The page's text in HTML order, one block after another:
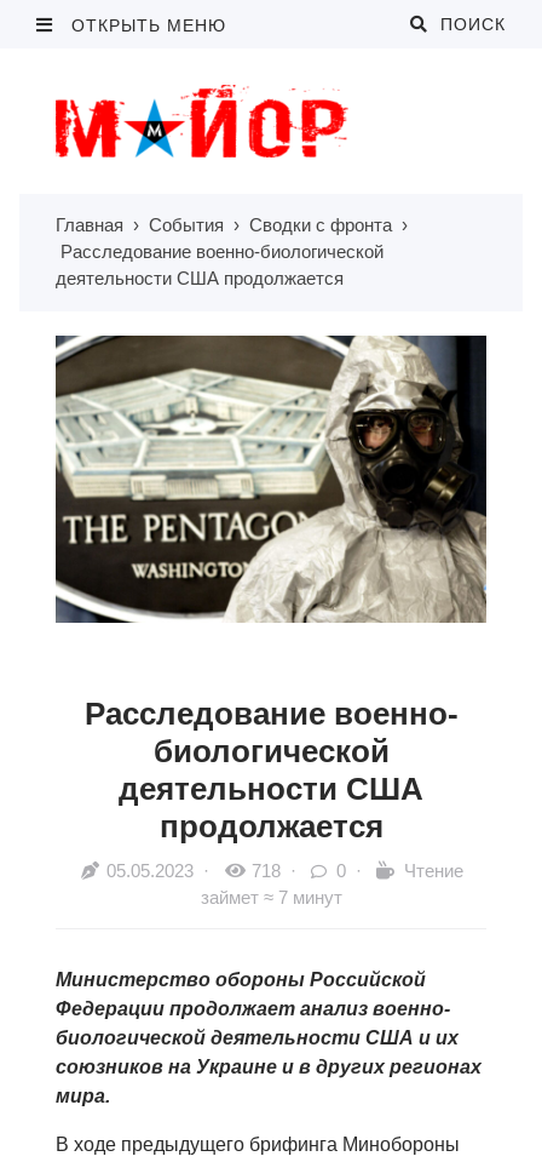
ОТКРЫТЬ МЕНЮ ПОИСК
Главная › События › Сводки с фронта ›
Расследование военно-биологической
деятельности США продолжается
Расследование военно-
биологической
деятельности США
продолжается
05.05.2023 · 718 · 0 ·
Чтение
займет ≈ 7 минут
Министерство обороны Российской
Федерации продолжает анализ военно-
биологической деятельности США и их
союзников на Украине и в других регионах
мира.
В ходе предыдущего брифинга Минобороны